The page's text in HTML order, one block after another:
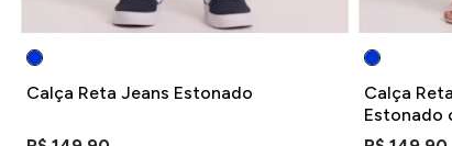
Calça Reta Jeans Estonado
Calça
Estonado